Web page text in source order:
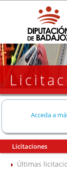
Acceda a
Licitaciones
Últimas